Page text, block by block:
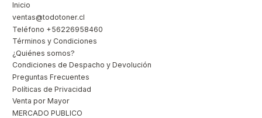
Inicio
ventas@todotoner.cl
Teléfono +56226958460
Términos y Condiciones
¿Quiénes somos?
Condiciones de Despacho y Devolución
Preguntas Frecuentes
Políticas de Privacidad
Venta por Mayor
MERCADO PUBLICO